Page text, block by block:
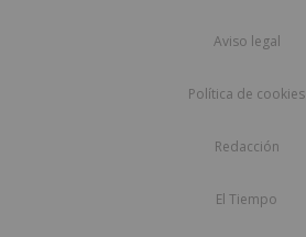
Aviso legal
Política de cookies
Redacción
El Tiempo